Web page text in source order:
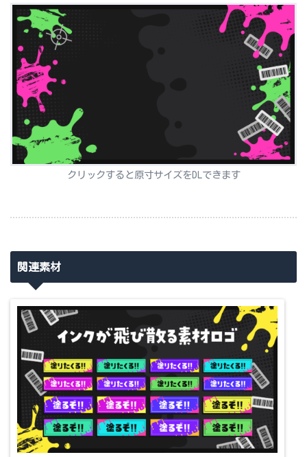
クリックすると原寸サイズをDLできます
関連素材